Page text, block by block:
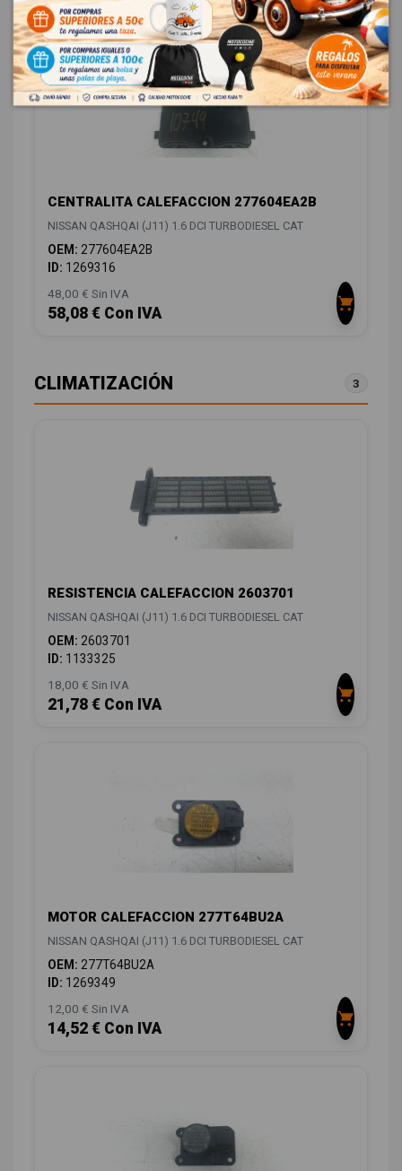
CENTRALITA CALEFACCION 277604EA2B
NISSAN QASHQAI (J11) 1.6 DCI TURBODIESEL CAT
OEM: 277604EA2B
ID: 1269316
48,00 € Sin IVA
58,08 € Con IVA
CLIMATIZACIÓN 3
RESISTENCIA CALEFACCION 2603701
NISSAN QASHQAI (J11) 1.6 DCI TURBODIESEL CAT
OEM: 2603701
ID: 1133325
18,00 € Sin IVA
21,78 € Con IVA
MOTOR CALEFACCION 277T64BU2A
NISSAN QASHQAI (J11) 1.6 DCI TURBODIESEL CAT
OEM: 277T64BU2A
ID: 1269349
12,00 € Sin IVA
14,52 € Con IVA